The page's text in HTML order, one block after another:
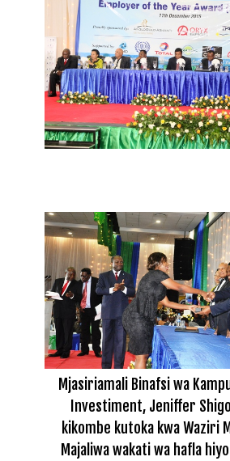
Mjasiriamali Binafsi wa
Investiment, Jeniffer
kikombe kutoka kwa Waziri
Majaliwa wakati wa hafla